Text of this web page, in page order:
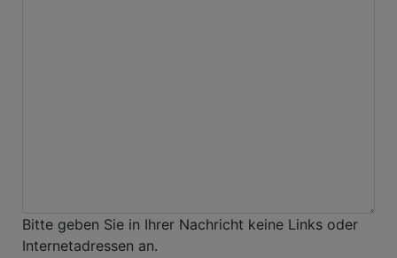
Bitte geben Sie in Ihrer Nachricht keine Links oder
Internetadressen an.